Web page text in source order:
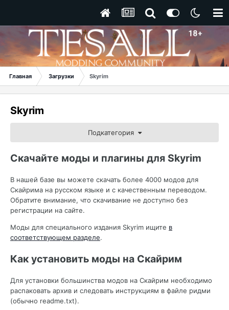
Главная Загрузки Skyrim
Skyrim
Подкатегория
Скачайте моды и плагины для Skyrim
В нашей базе вы можете скачать более 4000 модов для
Скайрима на русском языке и с качественным переводом.
Обратите внимание, что скачивание не доступно без
регистрации на сайте.
Моды для специального издания Skyrim ищите в
соответствующем разделе.
Как установить моды на Скайрим
Для установки большинства модов на Скайрим необходимо
распаковать архив и следовать инструкциям в файле ридми
(обычно readme.txt).